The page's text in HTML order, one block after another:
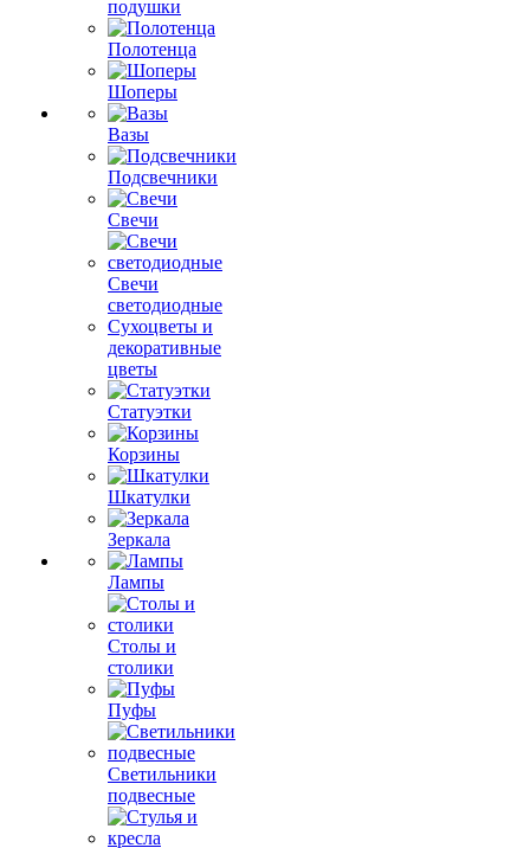
подушки
Полотенца
Шоперы
Вазы
Подсвечники
Свечи
Свечи
светодиодные
Сухоцветы и
декоративные
цветы
Статуэтки
Корзины
Шкатулки
Зеркала
Лампы
Столы и
столики
Пуфы
Светильники
подвесные